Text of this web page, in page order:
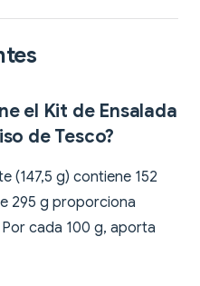
el Kit de Ensalada
de Tesco?
(147,5 g) contiene 152
295 g proporciona
cada 100 g, aporta